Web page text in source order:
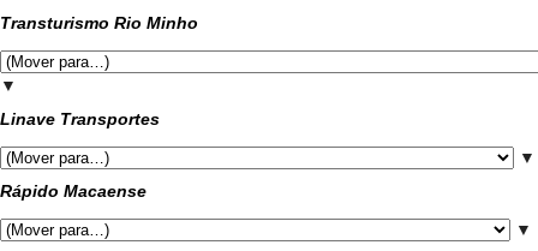
Transturismo Rio Minho
▼
Linave Transportes
▼
Rápido Macaense
▼